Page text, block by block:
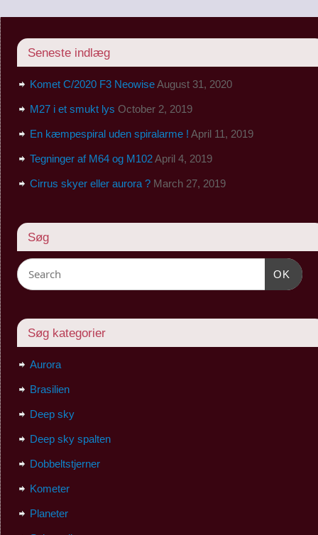
Seneste indlæg
Komet C/2020 F3 Neowise August 31, 2020
M27 i et smukt lys October 2, 2019
En kæmpespiral uden spiralarme ! April 11, 2019
Tegninger af M64 og M102 April 4, 2019
Cirrus skyer eller aurora ? March 27, 2019
Søg
OK
Søg kategorier
Aurora
Brasilien
Deep sky
Deep sky spalten
Dobbeltstjerner
Kometer
Planeter